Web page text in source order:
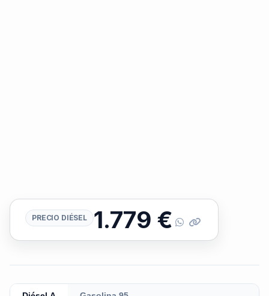
PRECIO DIÉSEL 1.779 €